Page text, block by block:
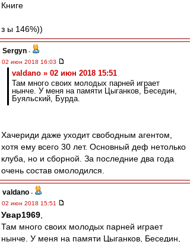
Книге
з ы 146%))
Sergyn -
02 июн 2018 16:03
valdano » 02 июн 2018 15:51
Там много своих молодых парней играет
нынче. У меня на памяти Цыганков, Беседин,
Буяльский, Бурда.
Хачериди даже уходит свободным агентом,
хотя ему всего 30 лет. Основный деф нетолько
клуба, но и сборной. За последние два года
очень состав омолодился.
valdano -
02 июн 2018 15:51
Увар1969
Там много своих молодых парней играет
нынче. У меня на памяти Цыганков, Беседин,